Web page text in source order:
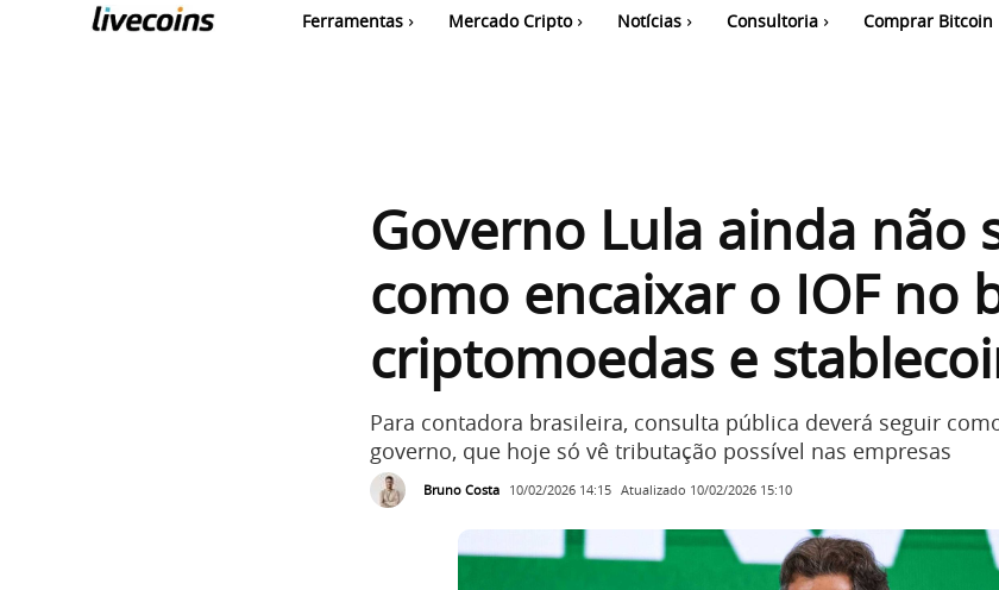
Ferramentas Mercado Cripto Notícias Consultoria Comprar Bitcoin
Governo Lula ainda não
como encaixar o IOF no
criptomoedas e
Para contadora brasileira, consulta pública deverá seguir
governo, que hoje só vê tributação possível nas empresas
Bruno Costa 10/02/2026 14:15 Atualizado 10/02/2026 15:10